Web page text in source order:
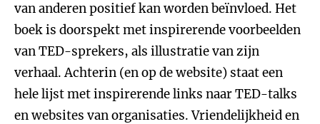
van anderen positief kan worden beïnvloed. Het
boek is doorspekt met inspirerende voorbeelden
van TED-sprekers, als illustratie van zijn
verhaal. Achterin (en op de website) staat een
hele lijst met inspirerende links naar TED-talks
en websites van organisaties. Vriendelijkheid en